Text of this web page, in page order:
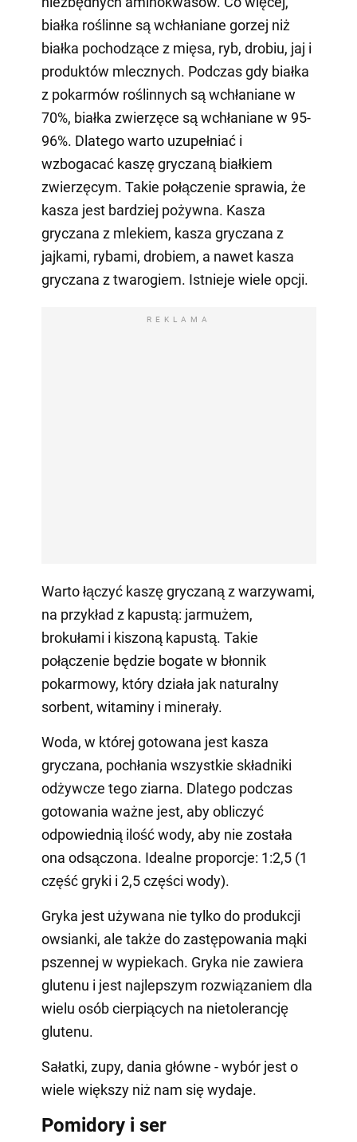
białka roślinne są wchłaniane gorzej niż
białka pochodzące z mięsa, ryb, drobiu, jaj i
produktów mlecznych. Podczas gdy białka
z pokarmów roślinnych są wchłaniane w
70%, białka zwierzęce są wchłaniane w 95-
96%. Dlatego warto uzupełniać i
wzbogacać kaszę gryczaną białkiem
zwierzęcym. Takie połączenie sprawia, że
kasza jest bardziej pożywna. Kasza
gryczana z mlekiem, kasza gryczana z
jajkami, rybami, drobiem, a nawet kasza
gryczana z twarogiem. Istnieje wiele opcji.
REKLAMA
Warto łączyć kaszę gryczaną z warzywami,
na przykład z kapustą: jarmużem,
brokułami i kiszoną kapustą. Takie
połączenie będzie bogate w błonnik
pokarmowy, który działa jak naturalny
sorbent, witaminy i minerały.
Woda, w której gotowana jest kasza
gryczana, pochłania wszystkie składniki
odżywcze tego ziarna. Dlatego podczas
gotowania ważne jest, aby obliczyć
odpowiednią ilość wody, aby nie została
ona odsączona. Idealne proporcje: 1:2,5 (1
część gryki i 2,5 części wody).
Gryka jest używana nie tylko do produkcji
owsianki, ale także do zastępowania mąki
pszennej w wypiekach. Gryka nie zawiera
glutenu i jest najlepszym rozwiązaniem dla
wielu osób cierpiących na nietolerancję
glutenu.
Sałatki, zupy, dania główne - wybór jest o
wiele większy niż nam się wydaje.
Pomidory i ser